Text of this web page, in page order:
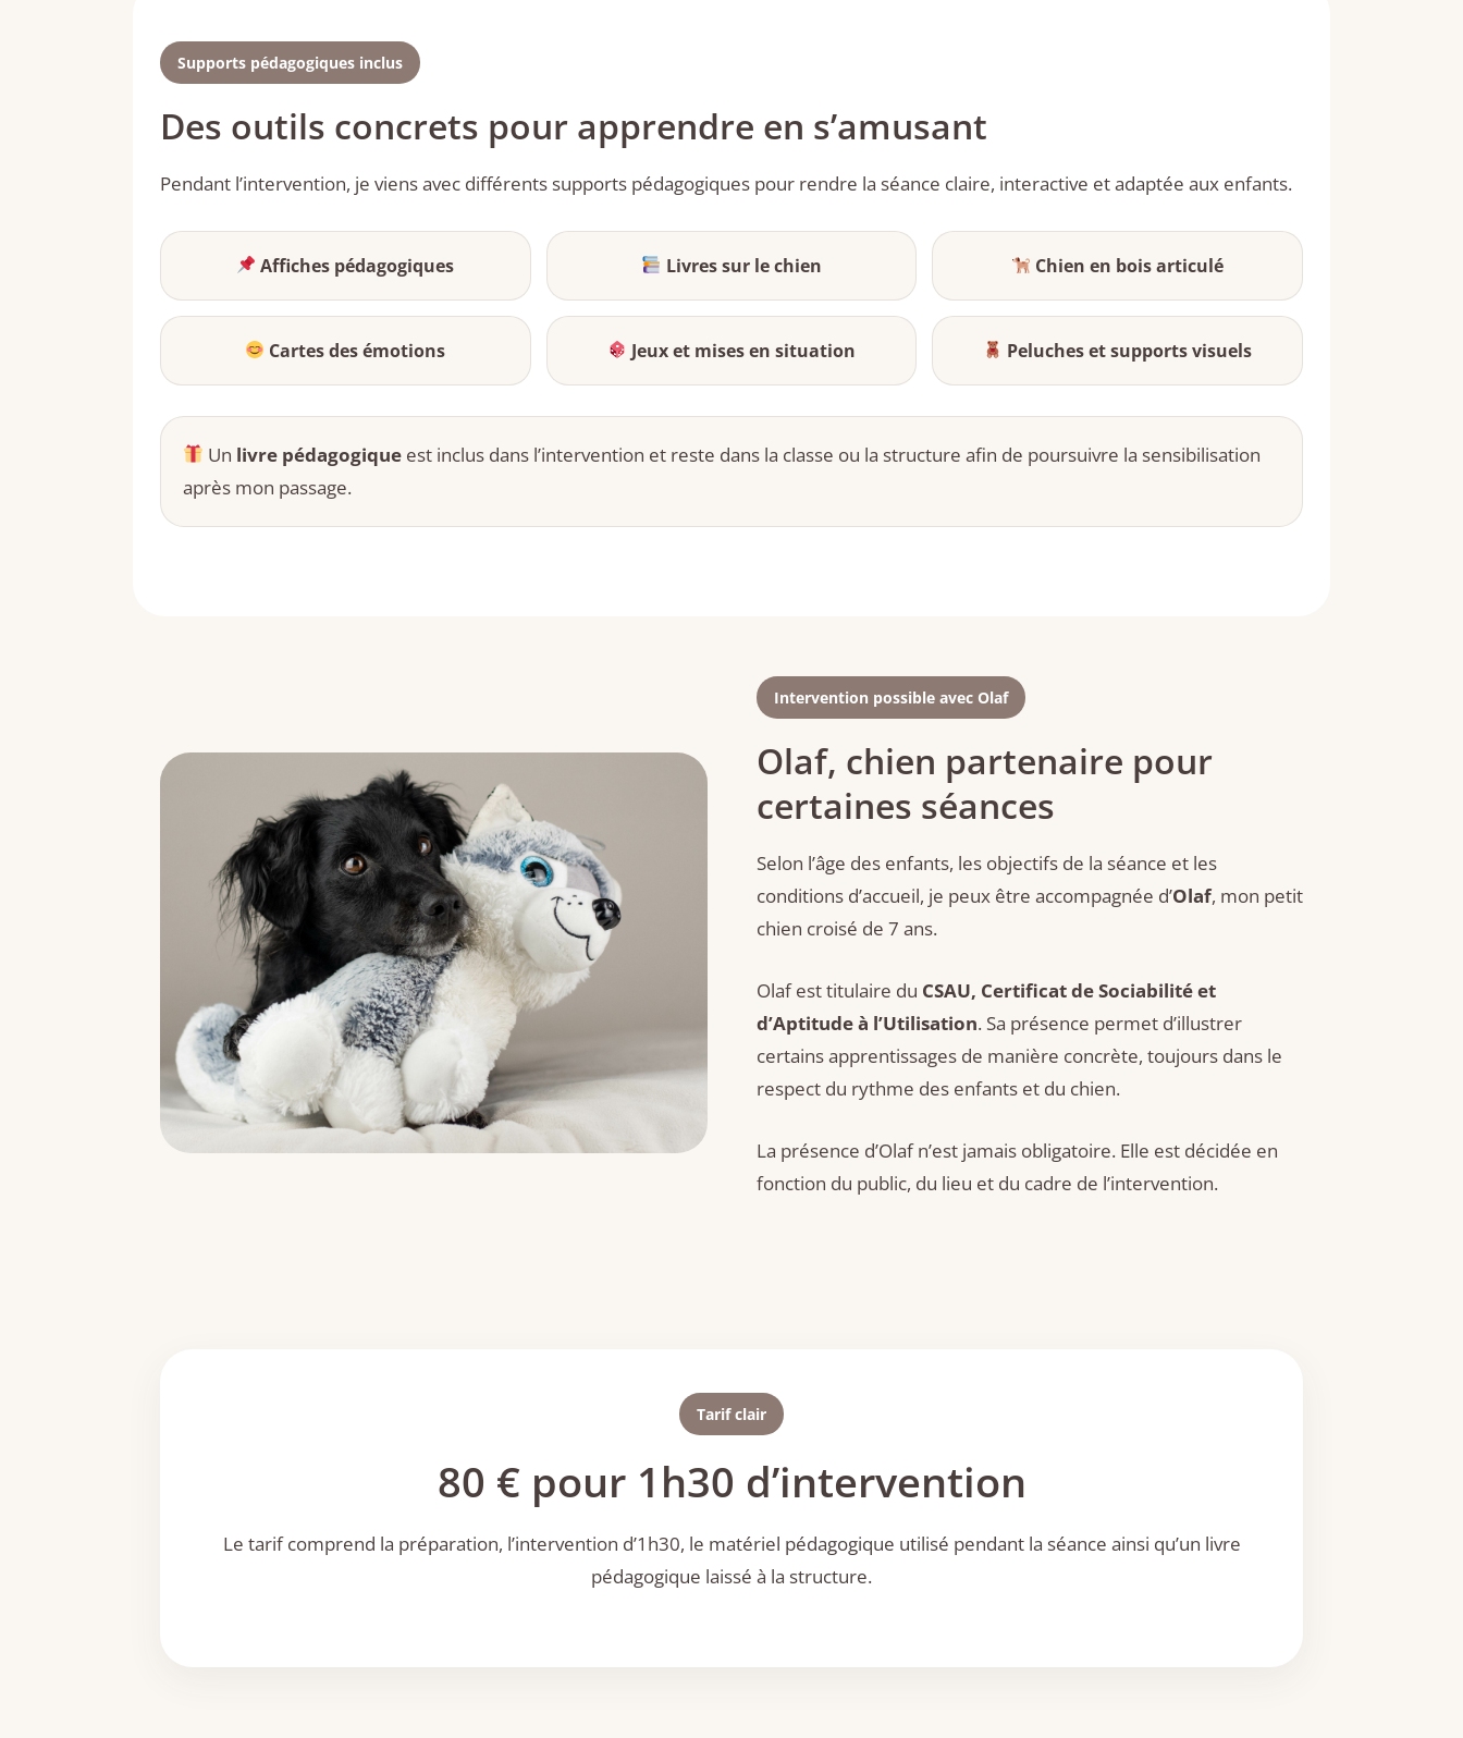
Supports pédagogiques inclus
Des outils concrets pour apprendre en s’amusant
Pendant l’intervention, je viens avec différents supports pédagogiques pour rendre la séance claire, interactive et adaptée aux enfants.
Affiches pédagogiques Livres sur le chien Chien en bois articulé
Cartes des émotions Jeux et mises en situation Peluches et supports visuels
Un livre pédagogique est inclus dans l’intervention et reste dans la classe ou la structure afin de poursuivre la sensibilisation
après mon passage.
Intervention possible avec Olaf
Olaf, chien partenaire pour
certaines séances
Selon l’âge des enfants, les objectifs de la séance et les
conditions d’accueil, je peux être accompagnée d’Olaf, mon petit
chien croisé de 7 ans.
Olaf est titulaire du CSAU, Certificat de Sociabilité et
d’Aptitude à l’Utilisation. Sa présence permet d’illustrer
certains apprentissages de manière concrète, toujours dans le
respect du rythme des enfants et du chien.
La présence d’Olaf n’est jamais obligatoire. Elle est décidée en
fonction du public, du lieu et du cadre de l’intervention.
Tarif clair
80 € pour 1h30 d’intervention
Le tarif comprend la préparation, l’intervention d’1h30, le matériel pédagogique utilisé pendant la séance ainsi qu’un livre
pédagogique laissé à la structure.